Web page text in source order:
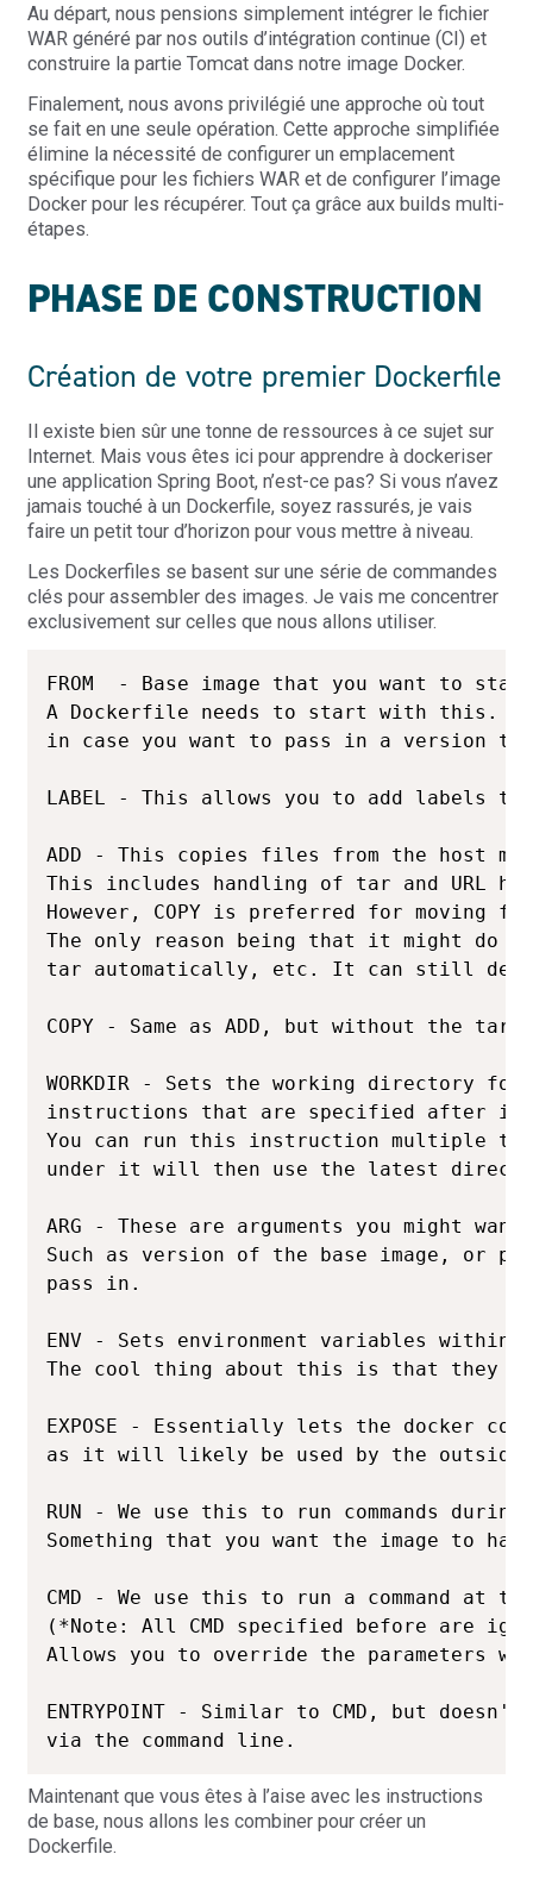
Au départ, nous pensions simplement intégrer le fichier
WAR généré par nos outils d’intégration continue (CI) et
construire la partie Tomcat dans notre image Docker.
Finalement, nous avons privilégié une approche où tout
se fait en une seule opération. Cette approche simplifiée
élimine la nécessité de configurer un emplacement
spécifique pour les fichiers WAR et de configurer l’image
Docker pour les récupérer. Tout ça grâce aux builds multi-
étapes.
PHASE DE CONSTRUCTION
Création de votre premier Dockerfile
Il existe bien sûr une tonne de ressources à ce sujet sur
Internet. Mais vous êtes ici pour apprendre à dockeriser
une application Spring Boot, n’est-ce pas? Si vous n’avez
jamais touché à un Dockerfile, soyez rassurés, je vais
faire un petit tour d’horizon pour vous mettre à niveau.
Les Dockerfiles se basent sur une série de commandes
clés pour assembler des images. Je vais me concentrer
exclusivement sur celles que nous allons utiliser.
FROM  - Base image that you want to
A Dockerfile needs to start with this.
in case you want to pass in a version to
LABEL - This allows you to add labels to
ADD - This copies files from the host
This includes handling of tar and URL
However, COPY is preferred for moving
The only reason being that it might do
tar automatically, etc. It can still
COPY - Same as ADD, but without the tar
WORKDIR - Sets the working directory for
instructions that are specified after
You can run this instruction multiple
under it will then use the latest
ARG - These are arguments you might
Such as version of the base image, or
pass in.
ENV - Sets environment variables
The cool thing about this is that they
EXPOSE - Essentially lets the docker
as it will likely be used by the outside
RUN - We use this to run commands
Something that you want the image to
CMD - We use this to run a command at
(*Note: All CMD specified before are
Allows you to override the parameters
ENTRYPOINT - Similar to CMD, but
via the command line.
Maintenant que vous êtes à l’aise avec les instructions
de base, nous allons les combiner pour créer un
Dockerfile.